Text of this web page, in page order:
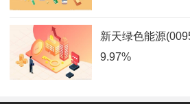
新天绿色能源
9.97%